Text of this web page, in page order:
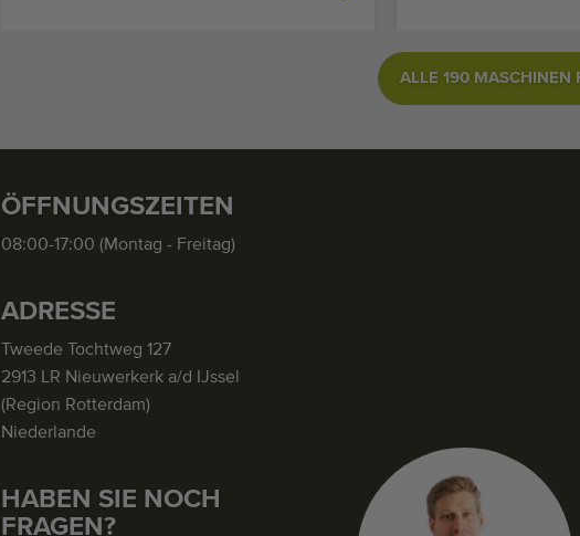
ALLE 190 MASCHINEN
ÖFFNUNGSZEITEN
08:00-17:00 (Montag - Freitag)
ADRESSE
Tweede Tochtweg 127
2913 LR Nieuwerkerk a/d IJssel
(Region Rotterdam)
Niederlande
HABEN SIE NOCH
FRAGEN?